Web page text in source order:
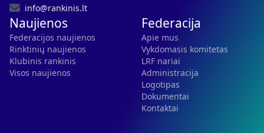
info@rankinis.lt
Naujienos
Federacijos naujienos
Rinktinių naujienos
Klubinis rankinis
Visos naujienos
Federacija
Apie mus
Vykdomasis komitetas
LRF nariai
Administracija
Logotipas
Dokumentai
Kontaktai